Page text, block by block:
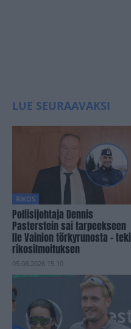
LUE SEURAAVAKSI
RIKOS
Poliisijohtaja Dennis
Pasterstein sai tarpeekseen
Ile Vainion törkyrunosta – teki
rikosilmoituksen
05.08.2026 15.10